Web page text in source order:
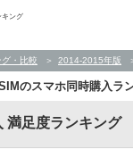
キング
・比較 2014-2015年版
のスマホ同時購入ラ
満足度ランキング